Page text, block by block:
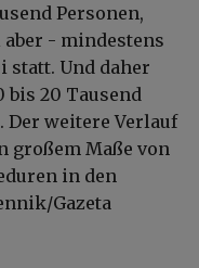
Personen,
- mindestens
statt. Und daher
bis 20 Tausend
weitere Verlauf
großem Maße von
in den
Gazeta